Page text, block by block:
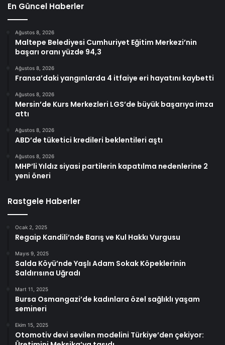
En Güncel Haberler
Ağustos 8, 2026
Maltepe Belediyesi Cumhuriyet Eğitim Merkezi’nin
başarı oranı yüzde 94,3
Ağustos 8, 2026
Fransa’daki yangınlarda 4 itfaiye eri hayatını kaybetti
Ağustos 8, 2026
Mersin’de Kurs Merkezleri LGS’de büyük başarıya imza
attı
Ağustos 8, 2026
ABD’de tüketici kredileri beklentileri aştı
Ağustos 8, 2026
MHP’li Yıldız siyasi partilerin kapatılma nedenlerine 2
yeni öneri
Rastgele Haberler
Ocak 2, 2025
Regaip Kandili’nde Barış ve Kul Hakkı Vurgusu
Mayıs 9, 2025
Salda Köyü’nde Yaşlı Adam Sokak Köpeklerinin
Saldırısına Uğradı
Mart 11, 2025
Bursa Osmangazi’de kadınlara özel sağlıklı yaşam
semineri
Ekim 15, 2025
Otomotiv devi sevilen modelini Türkiye’den çekiyor: